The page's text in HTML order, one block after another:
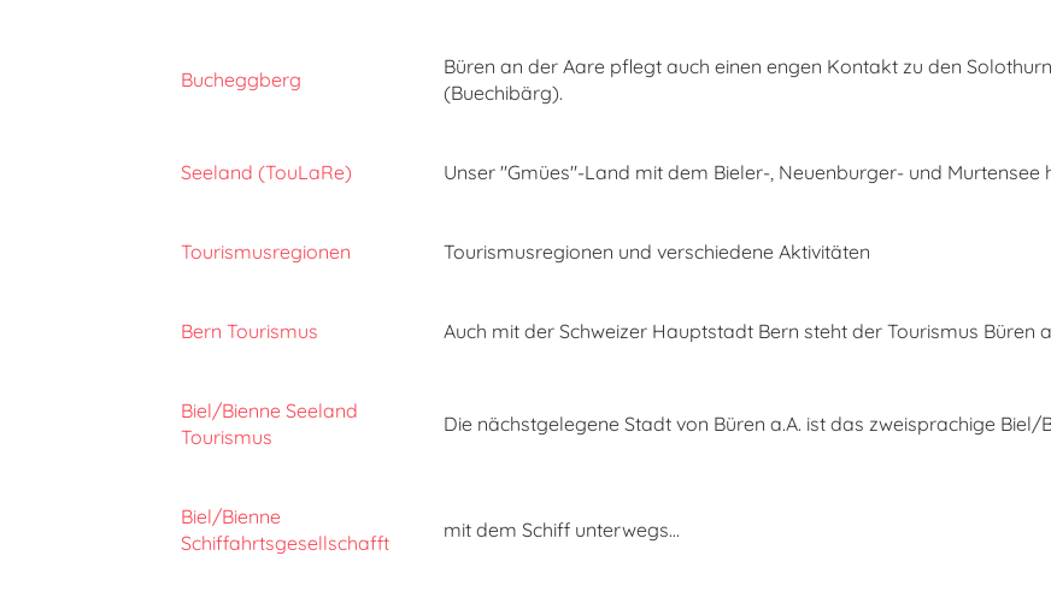
Bucheggberg
Büren an der Aare pflegt auch einen engen Kontakt zu den
(Buechibärg).
Seeland (TouLaRe) Unser "Gmües"-Land mit dem Bieler-, Neuenburger- und
Tourismusregionen Tourismusregionen und verschiedene Aktivitäten
Bern Tourismus Auch mit der Schweizer Hauptstadt Bern steht der Tourismus Büren
Biel/Bienne Seeland
Tourismus
Die nächstgelegene Stadt von Büren a.A. ist das zweisprachige Biel/
Biel/Bienne
Schiffahrtsgesellschafft
mit dem Schiff unterwegs...